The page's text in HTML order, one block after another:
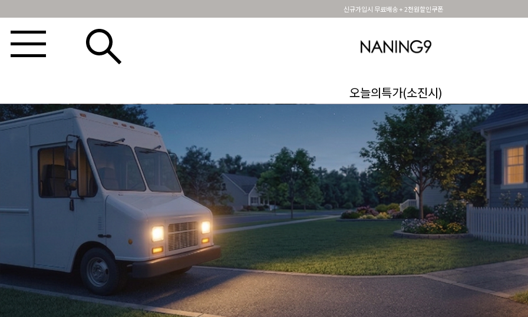
휴면 해제시 무료배송쿠폰
DRESS&SKIRT PANTS 세트아이템
오늘의특가(소진시)